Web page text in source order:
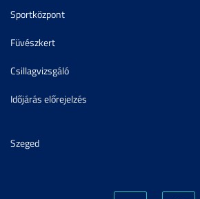
Sportközpont
Füvészkert
Csillagvizsgáló
Időjárás előrejelzés
Szeged